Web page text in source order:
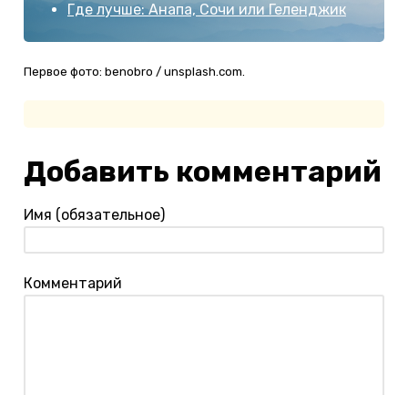
Где лучше: Анапа, Сочи или Геленджик
Первое фото: benobro / unsplash.com.
Добавить комментарий
Имя (обязательное)
Комментарий